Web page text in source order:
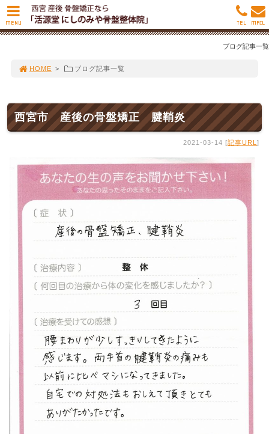
ブログ記事一覧
HOME > ブログ記事一覧
西宮市 産後の骨盤矯正 腱鞘炎
2021-03-14 [記事URL ]
MENU MAIL
TEL